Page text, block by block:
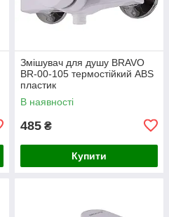
Змішувач для душу BRAVO
BR-00-105 термостійкий ABS
пластик
В наявності
485 ₴
Купити